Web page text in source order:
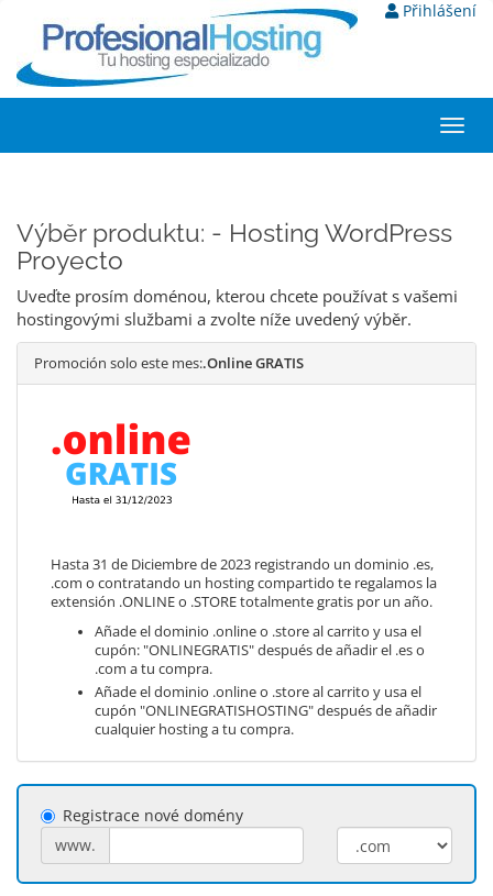
Přihlášení
Výběr produktu: - Hosting WordPress
Proyecto
Uveďte prosím doménou, kterou chcete používat s vašemi
hostingovými službami a zvolte níže uvedený výběr.
Promoción solo este mes:.Online GRATIS
Hasta 31 de Diciembre de 2023 registrando un dominio .es,
.com o contratando un hosting compartido te regalamos la
extensión .ONLINE o .STORE totalmente gratis por un año.
Añade el dominio .online o .store al carrito y usa el
cupón: "ONLINEGRATIS" después de añadir el .es o
.com a tu compra.
Añade el dominio .online o .store al carrito y usa el
cupón "ONLINEGRATISHOSTING" después de añadir
cualquier hosting a tu compra.
Registrace nové domény
www.